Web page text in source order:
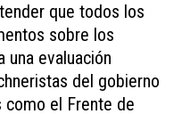
que todos los
sobre los
una evaluación
del gobierno
como el Frente de